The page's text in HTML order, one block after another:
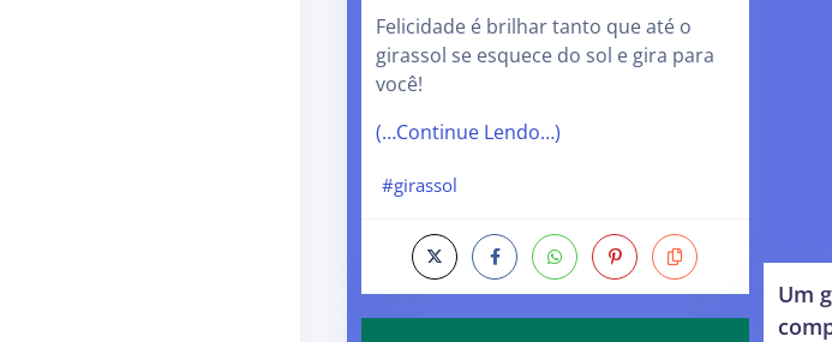
Felicidade é brilhar tanto que até o
girassol se esquece do sol e gira para
você!
(…Continue Lendo…)
#girassol
Um